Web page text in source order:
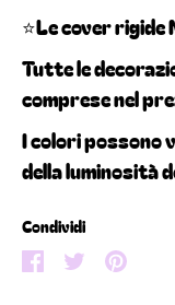
⭐️Le cover rigide
Tutte le
comprese nel
I colori possono
della luminosità
Condividi
CondividiCondividi